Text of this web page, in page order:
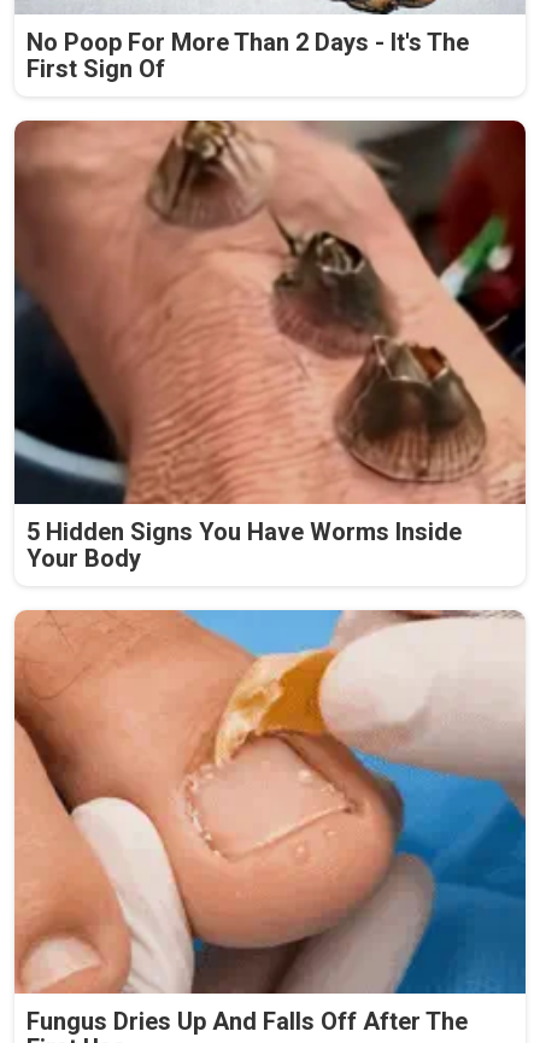
No Poop For More Than 2 Days - It's The
First Sign Of
5 Hidden Signs You Have Worms Inside
Your Body
Fungus Dries Up And Falls Off After The